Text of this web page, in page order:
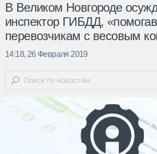
В Великом Новгороде
инспектор ГИБДД,
перевозчикам с весовым
14:18, 26 Февраля 2019